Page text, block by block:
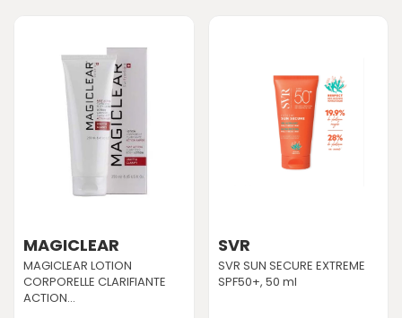
MAGICLEAR
MAGICLEAR LOTION
CORPORELLE CLARIFIANTE
ACTION...
SVR
SVR SUN SECURE EXTREME
SPF50+, 50 ml